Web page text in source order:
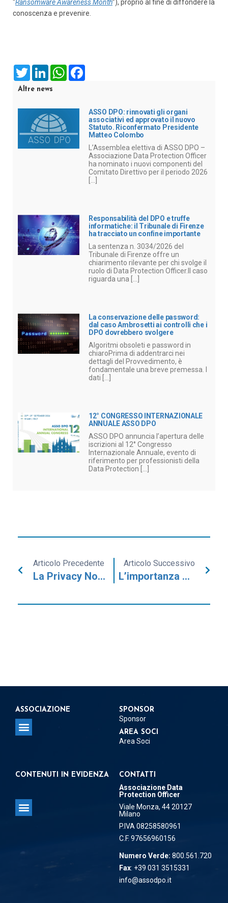
“Ransomware Awareness Month”), proprio al fine di diffondere la
conoscenza e prevenire.
TwitterLinkedInWhatsApp
Altre news
ASSO DPO: rinnovati gli organi
associativi ed approvato il nuovo
Statuto. Riconfermato Presidente
Matteo Colombo
L’Assemblea elettiva di ASSO DPO –
Associazione Data Protection Officer
ha nominato i nuovi componenti del
Comitato Direttivo per il periodo 2026
[...]
Responsabilità del DPO e truffe
informatiche: il Tribunale di Firenze
ha tracciato un confine importante
La sentenza n. 3034/2026 del
Tribunale di Firenze offre un
chiarimento rilevante per chi svolge il
ruolo di Data Protection Officer.Il caso
riguarda una [...]
La conservazione delle password:
dal caso Ambrosetti ai controlli che i
DPO dovrebbero svolgere
Algoritmi obsoleti e password in
chiaroPrima di addentrarci nei
dettagli del Provvedimento, è
fondamentale una breve premessa. I
dati [...]
12° CONGRESSO INTERNAZIONALE
ANNUALE ASSO DPO
ASSO DPO annuncia l’apertura delle
iscrizioni al 12° Congresso
Internazionale Annuale, evento di
riferimento per professionisti della
Data Protection [...]
Articolo Precedente
La Privacy Non Va In Vacanza: Un’estate Di Fuoco Per I DPO
Articolo Successivo
L’importanza Di Configurare Correttamente I Cookie: Sanzionata Una Banca Per 1,3 Milioni Di Euro
ASSOCIAZIONE SPONSOR
Sponsor
AREA SOCI
Area Soci
CONTENUTI IN EVIDENZA CONTATTI
Associazione Data
Protection Officer
Viale Monza, 44 20127
Milano
P.IVA 08258580961
C.F. 97656960156
Numero Verde: 800.561.720
Fax: +39 031 3515331
info@assodpo.it